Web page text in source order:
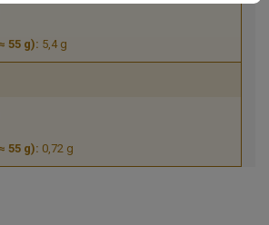
5,4 g
0,72 g